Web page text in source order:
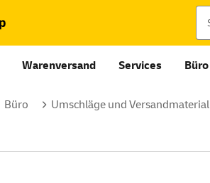
Warenversand Services Büro
Büro Umschläge und Versandmaterial